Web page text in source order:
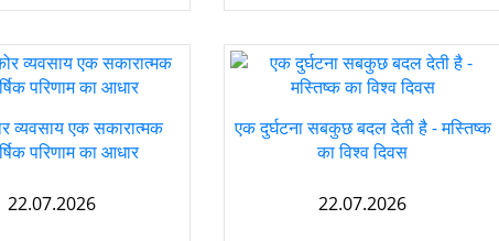
व्यवसाय एक सकारात्मक
परिणाम का आधार
22.07.2026
एक दुर्घटना सबकुछ बदल देती है - मस्तिष्क
का विश्व दिवस
22.07.2026